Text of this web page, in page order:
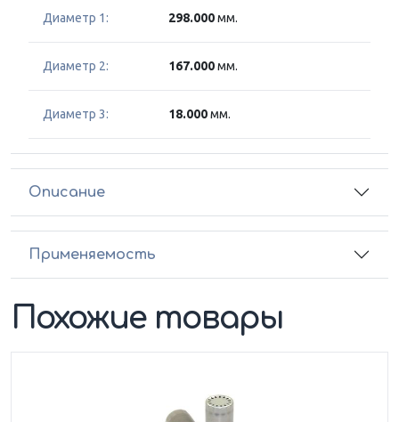
Диаметр 1: 298.000мм.
Диаметр 2: 167.000мм.
Диаметр 3: 18.000мм.
Описание
Применяемость
Похожие товары